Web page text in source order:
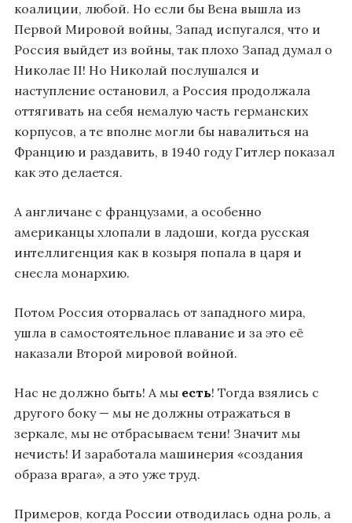
коалиции, любой. Но если бы Вена вышла из
Первой Мировой войны, Запад испугался, что и
Россия выйдет из войны, так плохо Запад думал о
Николае II! Но Николай послушался и
наступление остановил, а Россия продолжала
оттягивать на себя немалую часть германских
корпусов, а те вполне могли бы навалиться на
Францию и раздавить, в 1940 году Гитлер показал
как это делается.
А англичане с французами, а особенно
американцы хлопали в ладоши, когда русская
интеллигенция как в козыря попала в царя и
снесла монархию.
Потом Россия оторвалась от западного мира,
ушла в самостоятельное плавание и за это её
наказали Второй мировой войной.
Нас не должно быть! А мы есть! Тогда взялись с
другого боку — мы не должны отражаться в
зеркале, мы не отбрасываем тени! Значит мы
нечисть! И заработала машинерия «создания
образа врага», а это уже труд.
Примеров, когда России отводилась одна роль, а